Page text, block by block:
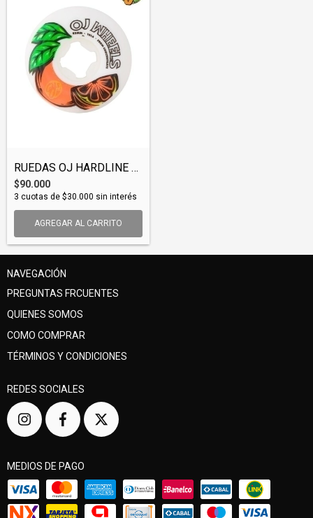
RUEDAS OJ HARDLINE 101A (WHEOJ004)
$90.000
3 cuotas de $30.000 sin interés
AGREGAR AL CARRITO
NAVEGACIÓN
PREGUNTAS FRCUENTES
QUIENES SOMOS
COMO COMPRAR
TÉRMINOS Y CONDICIONES
REDES SOCIALES
MEDIOS DE PAGO